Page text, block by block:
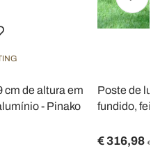
cm de altura em
- Pinako
Poste de
fundido,
€ 316,98 €